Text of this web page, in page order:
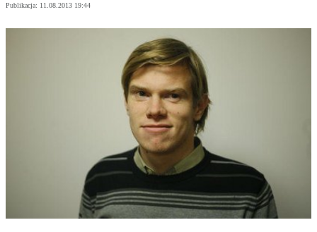
Publikacja: 11.08.2013 19:44